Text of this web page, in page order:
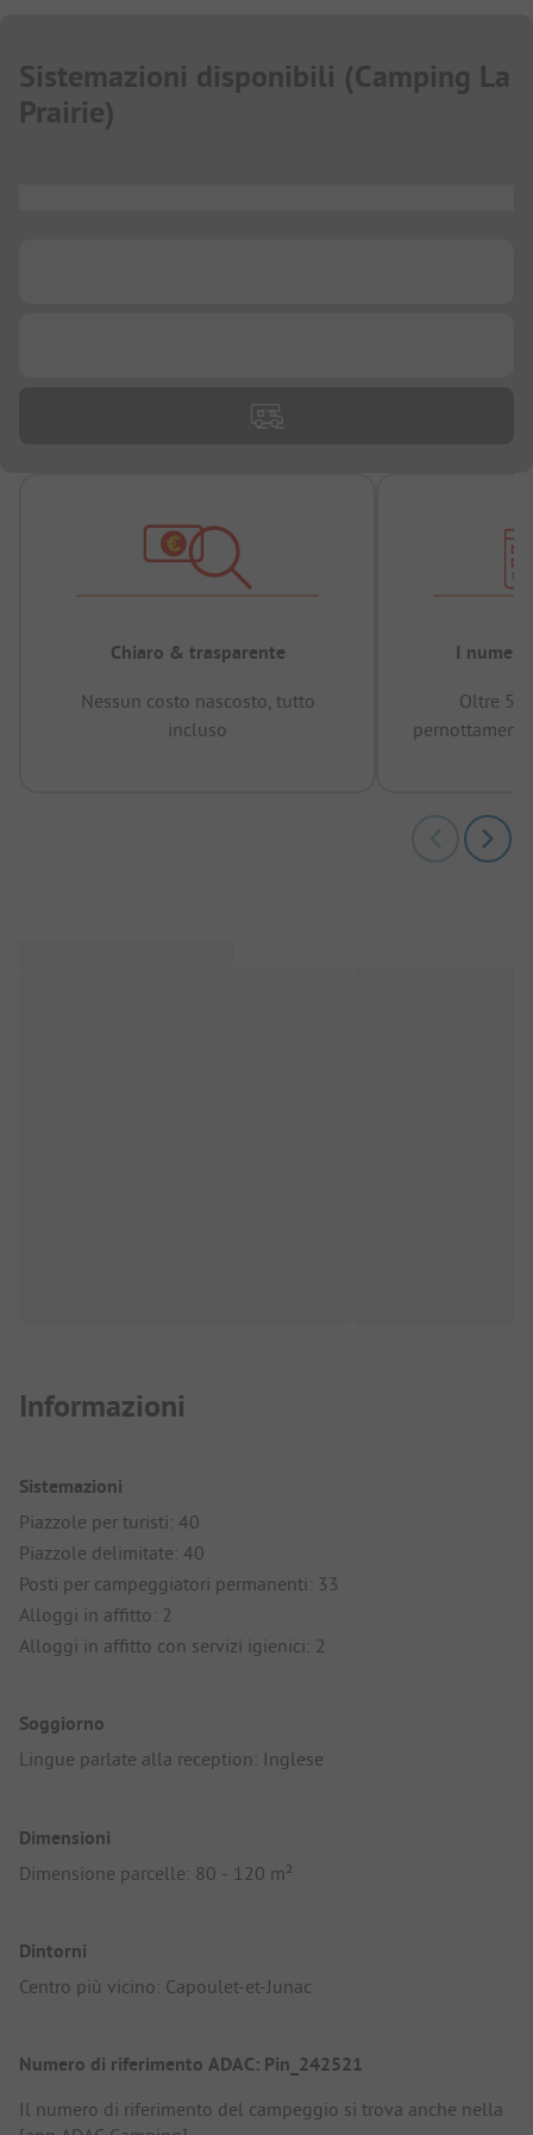
Sistemazioni disponibili (Camping La
Prairie)
Chiaro & trasparente
Nessun costo nascosto, tutto
incluso
I numeri
Oltre
Informazioni
Sistemazioni
Piazzole per turisti: 40
Piazzole delimitate: 40
Posti per campeggiatori permanenti: 33
Alloggi in affitto: 2
Alloggi in affitto con servizi igienici: 2
Soggiorno
Lingue parlate alla reception: Inglese
Dimensioni
Dimensione parcelle: 80 - 120 m²
Dintorni
Centro più vicino: Capoulet-et-Junac
Numero di riferimento ADAC: Pin_242521
Il numero di riferimento del campeggio si trova anche nella